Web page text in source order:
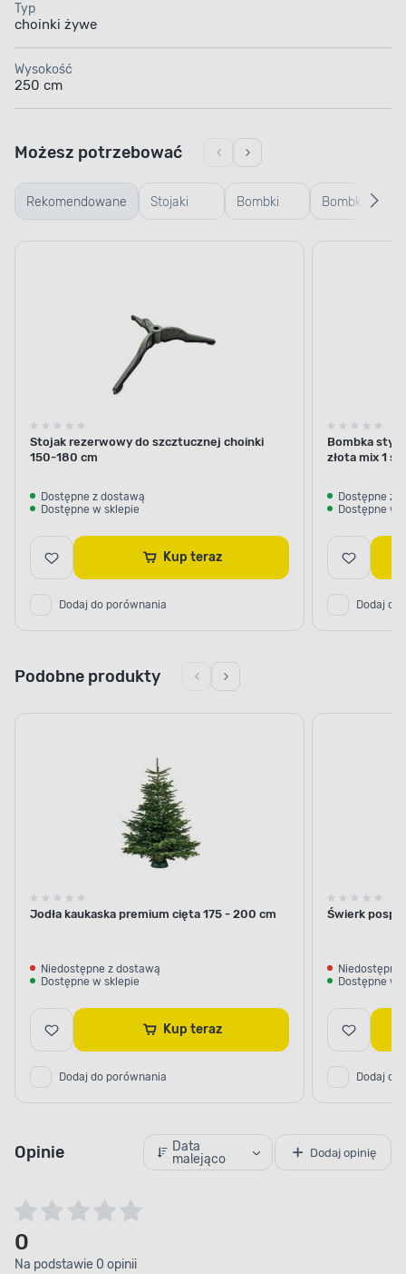
Typ
choinki żywe
Wysokość
250 cm
Rekomendowane Stojaki
choinkowe
Bombki
plastikowe
Bombki
szklane
Możesz potrzebować
Stojak rezerwowy do szcztucznej choinki
150-180 cm
Dostępne z dostawą
Dostępne w sklepie
Kup teraz
Dodaj do porównania
Bombka
złota mix 1
Dostępne z
Dostępne w
Dodaj do
Podobne produkty
Jodła kaukaska premium cięta 175 - 200 cm
Niedostępne z dostawą
Dostępne w sklepie
Kup teraz
Dodaj do porównania
Świerk
Dostępne w
Dodaj do
Opinie
Data
malejąco
Dodaj opinię
0
Na podstawie 0 opinii